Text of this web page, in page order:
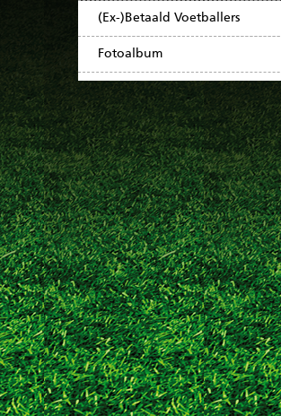
(Ex-)Betaald Voetballers
Fotoalbum